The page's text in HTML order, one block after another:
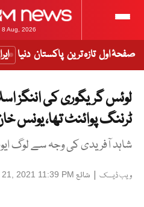
8 Aug, 2026
صفحۂ اول تازہ ترین پاکستان دنیا
لوئس گریگوری کی اننگز
ٹرننگ پوائنٹ تھا، یونس
شاہد آفریدی کی وجہ سے لوگ
ویب ڈیسک | شائع 2021 11:39 PM